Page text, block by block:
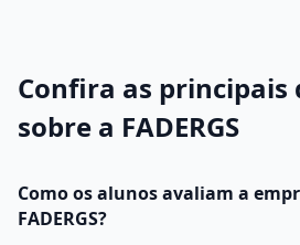
Confira as principais
sobre a FADERGS
Como os alunos avaliam a
FADERGS?